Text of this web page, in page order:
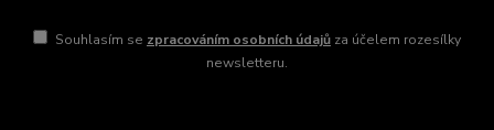
Souhlasím se zpracováním osobních údajůza účelem rozesílky
newsletteru.